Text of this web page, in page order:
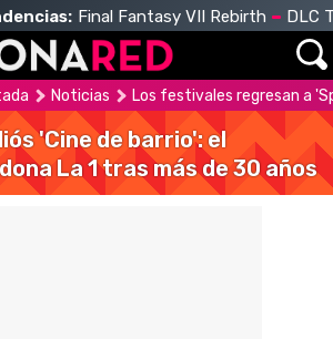
Final Fantasy VII Rebirth DLC
Noticias Los festivales regresan a
'Cine de barrio': el
La 1 tras más de 30 años